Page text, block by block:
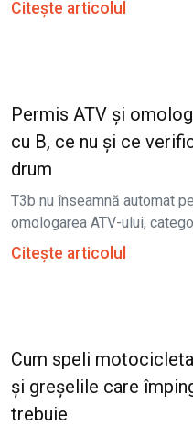
Citește articolul
Permis ATV și
cu B, ce nu și ce
drum
T3b nu înseamnă automat
omologarea ATV-ului,
Citește articolul
Cum speli
și greșelile care
trebuie